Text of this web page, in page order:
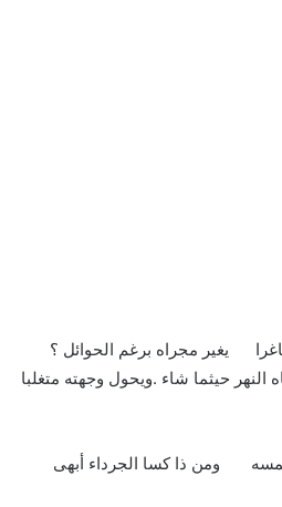
حيثما شاء .ويحول وجهته متغلبا
ومن ذا كسا الجرداء أبهى